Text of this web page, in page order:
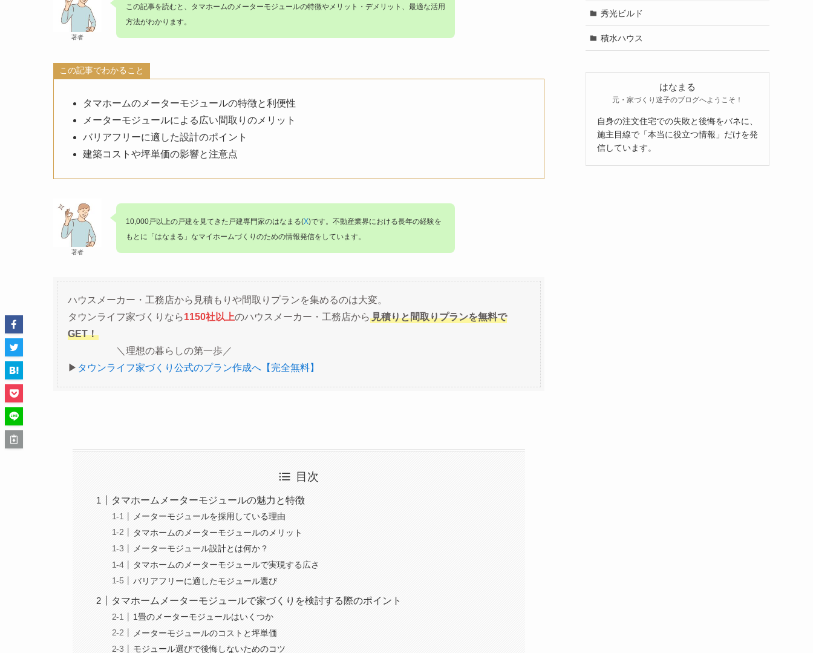
著者
この記事を読むと、 タマホームのメーターモジュールの特徴やメリット・デメリット、最適な活用
方法がわかります。
この記事でわかること
タマホームのメーターモジュールの特徴と利便性
メーターモジュールによる広い間取りのメリット
バリアフリーに適した設計のポイント
建築コストや坪単価の影響と注意点
著者
10,000戸以上の戸建を見てきた戸建専門家のはなまる(X)です。不動産業界における長年の経験を
もとに「はなまる」なマイホームづくりのための情報発信をしています。
ハウスメーカー・工務店から見積もりや間取りプランを集めるのは大変。
タウンライフ家づくりなら1150社以上のハウスメーカー・工務店から 見積りと間取りプランを無料で
GET！
＼理想の暮らしの第一歩／
▶︎ タウンライフ家づくり公式のプラン作成へ【完全無料】
目次
タマホームメーターモジュールの魅力と特徴
メーターモジュールを採用している理由
タマホームのメーターモジュールのメリット
メーターモジュール設計とは何か？
タマホームのメーターモジュールで実現する広さ
バリアフリーに適したモジュール選び
タマホームメーターモジュールで家づくりを検討する際のポイント
1畳のメーターモジュールはいくつか
メーターモジュールのコストと坪単価
モジュール選びで後悔しないためのコツ
秀光ビルド
積水ハウス
はなまる
元・家づくり迷子のブログへようこそ！
自身の注文住宅での失敗と後悔をバネに、
施主目線で「本当に役立つ情報」だけを発
信しています。